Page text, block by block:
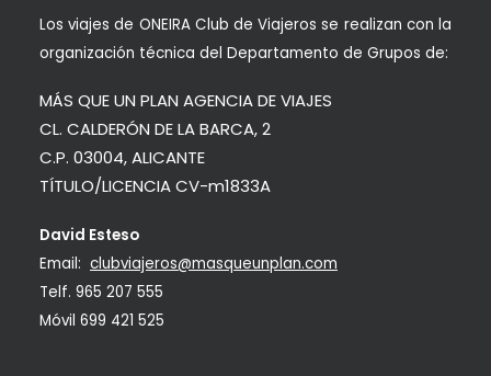
Los viajes de ONEIRA Club de Viajeros se realizan con la
organización técnica del Departamento de Grupos de:
MÁS QUE UN PLAN AGENCIA DE VIAJES
CL. CALDERÓN DE LA BARCA, 2
C.P. 03004, ALICANTE
TÍTULO/LICENCIA CV-m1833A
David Esteso
Email: clubviajeros@masqueunplan.com
Telf. 965 207 555
Móvil 699 421 525